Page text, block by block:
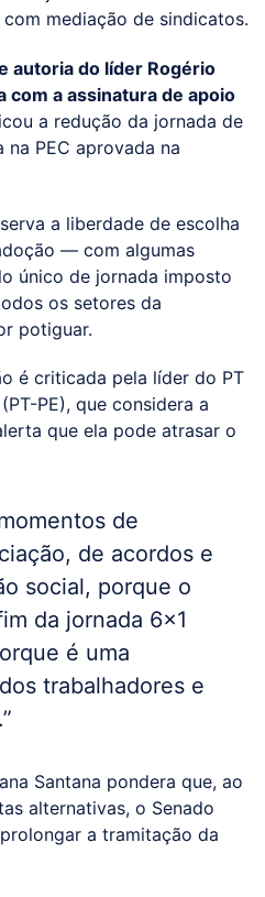
mediação de sindicatos.
autoria do líder Rogério
com a assinatura de apoio
a redução da jornada de
PEC aprovada na
a liberdade de escolha
— com algumas
único de jornada imposto
os setores da
potiguar.
é criticada pela líder do PT
PE), que considera a
que ela pode atrasar o
de
de acordos e
social, porque o
da jornada 6x1
é uma
trabalhadores e
Santana pondera que, ao
alternativas, o Senado
a tramitação da